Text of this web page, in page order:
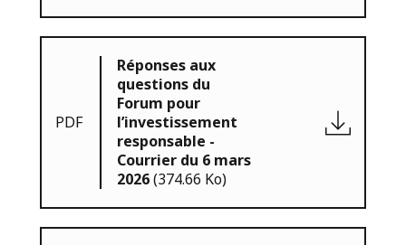
PDF
Réponses aux
questions du
Forum pour
l’investissement
responsable -
Courrier du 6 mars
2026(374.66 Ko)